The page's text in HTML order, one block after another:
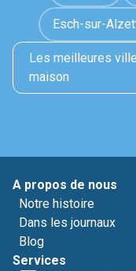
Esch-sur-
Les meilleures
maison
A propos de nous
Notre histoire
Dans les journaux
Blog
Services